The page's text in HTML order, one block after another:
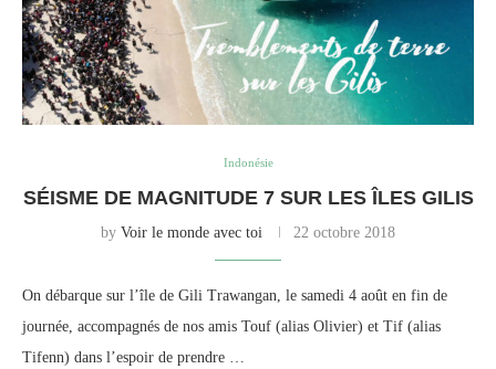
Indonésie
SÉISME DE MAGNITUDE 7 SUR LES ÎLES GILIS
by Voir le monde avec toi 22 octobre 2018
On débarque sur l’île de Gili Trawangan, le samedi 4 août en fin de
journée, accompagnés de nos amis Touf (alias Olivier) et Tif (alias
Tifenn) dans l’espoir de prendre …